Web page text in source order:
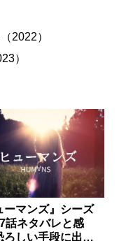
2022）
）
ーマンズ』シーズ
話ネタバレと感
ろしい手段に出た